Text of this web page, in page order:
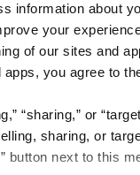
information about
your
of our sites and
you agree to
“sharing,” or
sharing, or
button next to this
Careers
Plans & Pricing
Press